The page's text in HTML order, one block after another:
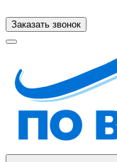
Заказать звонок